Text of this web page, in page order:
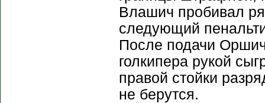
Влашич пробивал
следующий
После подачи
голкипера рукой
правой стойки
не берутся.